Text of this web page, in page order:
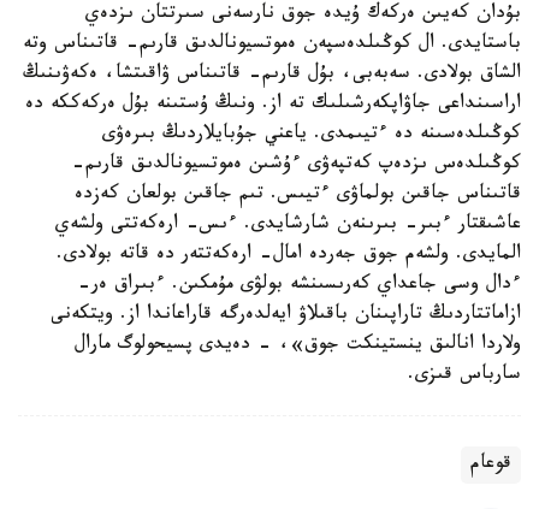
بۇدان كەيىن ەركەك ۇيدە جوق نارسەنى سىرتتان ىزدەي
باستايدى. ال كوڭىلدەسپەن ەموتسيونالدىق قارىم- قاتىناس وتە
الشاق بولادى. سەبەبى، بۇل قارىم- قاتىناس ۋاقىتشا، ەكەۋىنىڭ
اراسىنداعى جاۋاپكەرشىلىك تە از. ونىڭ ۇستىنە بۇل ەركەككە دە
كوڭىلدەسىنە دە ءتيىمدى. ياعني جۇبايلاردىڭ بىرەۋى
كوڭىلدەس ىزدەپ كەتپەۋى ءۇشىن ەموتسيونالدىق قارىم-
قاتىناس جاقىن بولماۋى ءتيىس. تىم جاقىن بولعان كەزدە
عاشىقتار ءبىر- بىرىنەن شارشايدى. ءىس- ارەكەتتى ولشەي
المايدى. ولشەم جوق جەردە امال- ارەكەتتەر دە قاتە بولادى.
ءدال وسى جاعداي كەرىسىنشە بولۋى مۇمكىن. ءبىراق ەر-
ازاماتتاردىڭ تاراپىنان باقىلاۋ ايەلدەرگە قاراعاندا از. ويتكەنى
ولاردا انالىق ينستينكت جوق»، - دەيدى پسيحولوگ مارال
سارباس قىزى.
قوعام